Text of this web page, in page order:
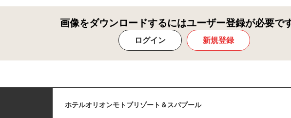
画像をダウンロードするにはユーザー登録が必要で
ログイン 新規登録
ホテルオリオンモトブリゾート＆スパプール